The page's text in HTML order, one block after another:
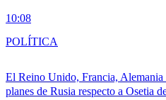
10:08
El Reino Unido, Francia, Alemania
planes de Rusia respecto a Osetia
POLÍTICA